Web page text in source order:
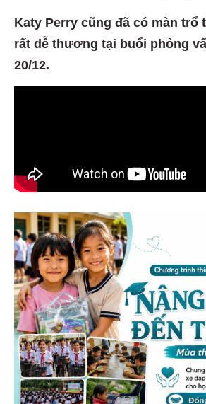
Katy Perry cũng đã có màn trổ
rất dễ thương tại buổi phỏng
20/12.